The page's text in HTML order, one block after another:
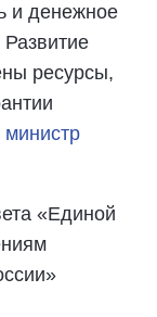
и денежное
ресурсы,
министр
«Единой